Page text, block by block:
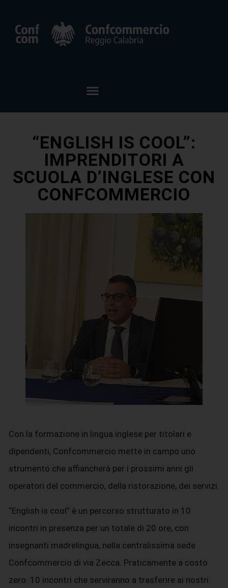
“ENGLISH IS COOL”:
IMPRENDITORI A
SCUOLA D’INGLESE CON
CONFCOMMERCIO
Con la formazione in lingua inglese per titolari e
dipendenti, Confcommercio mette in campo uno
strumento che affiancherà per i prossimi anni gli
operatori del commercio, della ristorazione, dei servizi.
“English is cool” è un percorso strutturato in 10
incontri in presenza per un totale di 20 ore, con
insegnanti madrelingua, nella centralissima sede
Confcommercio di via Zecca. Praticamente a costo
zero. 10 incontri che serviranno a trasferire ai nostri